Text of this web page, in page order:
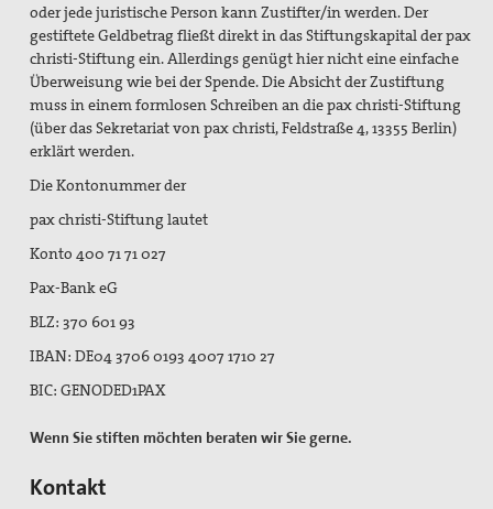
oder jede juristische Person kann Zustifter/in werden. Der
gestiftete Geldbetrag fließt direkt in das Stiftungskapital der pax
christi-Stiftung ein. Allerdings genügt hier nicht eine einfache
Überweisung wie bei der Spende. Die Absicht der Zustiftung
muss in einem formlosen Schreiben an die pax christi-Stiftung
(über das Sekretariat von pax christi, Feldstraße 4, 13355 Berlin)
erklärt werden.
Die Kontonummer der
pax christi-Stiftung lautet
Konto 400 71 71 027
Pax-Bank eG
BLZ: 370 601 93
IBAN: DE04 3706 0193 4007 1710 27
BIC: GENODED1PAX
Wenn Sie stiften möchten beraten wir Sie gerne.
Kontakt